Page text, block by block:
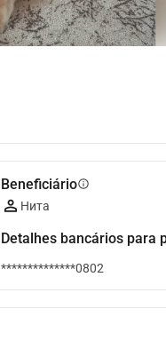
Beneficiárioinfo
Нита
Detalhes bancários para
**************0802